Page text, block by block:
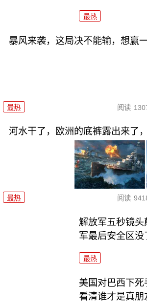
最热
暴风来袭，这局决不能输，想赢
最热 阅读
河水干了，欧洲的底裤露出来了
最热 阅读
解放军五秒镜
军最后安全区没
最热
美国对巴西下
看清谁才是真朋